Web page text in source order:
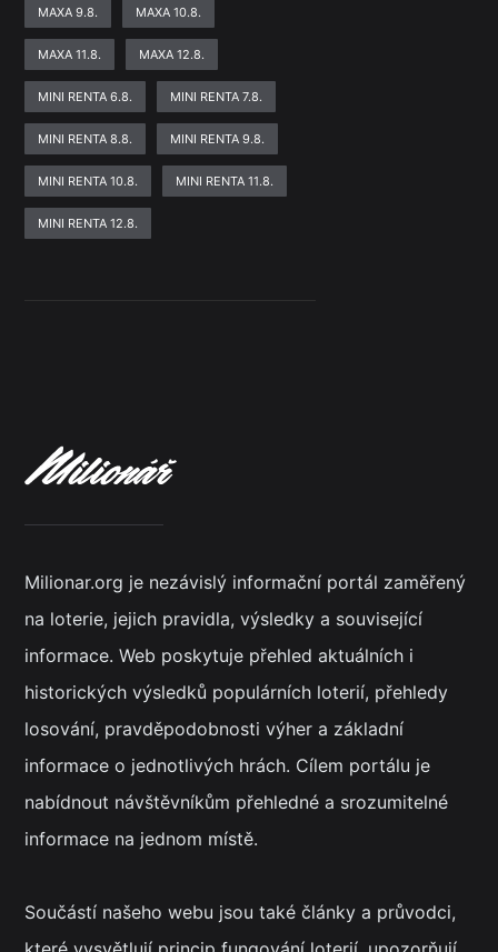
MAXA 9.8. MAXA 10.8.
MAXA 11.8. MAXA 12.8.
MINI RENTA 6.8. MINI RENTA 7.8.
MINI RENTA 8.8. MINI RENTA 9.8.
MINI RENTA 10.8. MINI RENTA 11.8.
MINI RENTA 12.8.
Milionar.org je nezávislý informační portál zaměřený
na loterie, jejich pravidla, výsledky a související
informace. Web poskytuje přehled aktuálních i
historických výsledků populárních loterií, přehledy
losování, pravděpodobnosti výher a základní
informace o jednotlivých hrách. Cílem portálu je
nabídnout návštěvníkům přehledné a srozumitelné
informace na jednom místě.
Součástí našeho webu jsou také články a průvodci,